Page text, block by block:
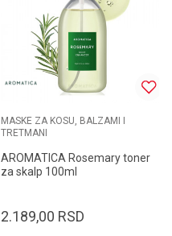
MASKE ZA KOSU, BALZAMI I
TRETMANI
AROMATICA Rosemary toner
za skalp 100ml
2.189,00 RSD